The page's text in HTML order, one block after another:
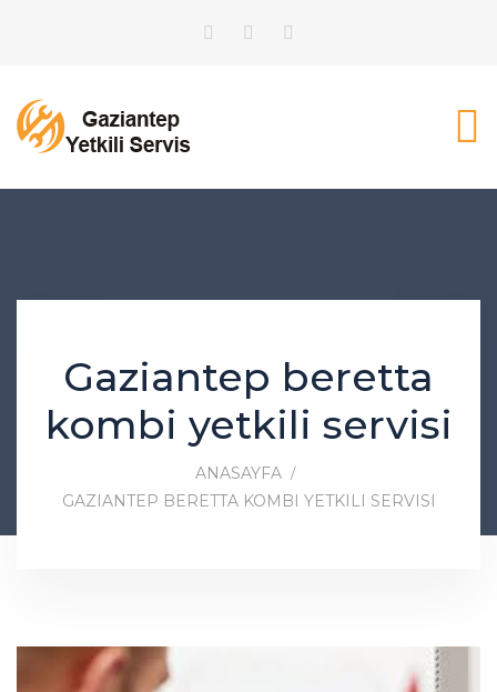
Gaziantep beretta
kombi yetkili servisi
ANASAYFA
GAZIANTEP BERETTA KOMBI YETKILI SERVISI